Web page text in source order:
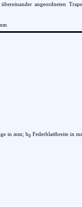
angeordneten
in mm; b0 Federblattbreite in